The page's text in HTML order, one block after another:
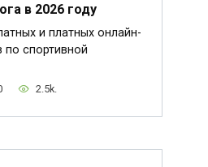
в 2026 году
и платных онлайн-
по спортивной
2.5k.